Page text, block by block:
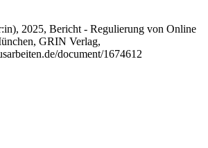
, 2025, Bericht - Regulierung von Online
GRIN Verlag,
document/1674612